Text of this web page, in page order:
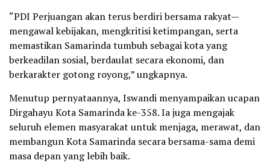
“PDI Perjuangan akan terus berdiri bersama rakyat—
mengawal kebijakan, mengkritisi ketimpangan, serta
memastikan Samarinda tumbuh sebagai kota yang
berkeadilan sosial, berdaulat secara ekonomi, dan
berkarakter gotong royong,” ungkapnya.
Menutup pernyataannya, Iswandi menyampaikan ucapan
Dirgahayu Kota Samarinda ke-358. Ia juga mengajak
seluruh elemen masyarakat untuk menjaga, merawat, dan
membangun Kota Samarinda secara bersama-sama demi
masa depan yang lebih baik.